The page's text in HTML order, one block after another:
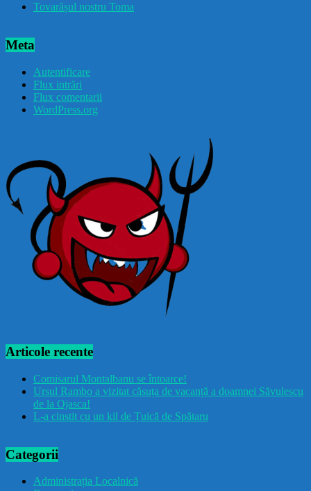
Tovarășul nostru Toma
Meta
Autentificare
Flux intrări
Flux comentarii
WordPress.org
Articole recente
Comisarul Montalbanu se întoarce!
Ursul Rambo a vizitat căsuța de vacanță a doamnei Săvulescu
de la Ojasca!
L-a cinstit cu un kil de Țuică de Spătaru
Categorii
Administrația Localnică